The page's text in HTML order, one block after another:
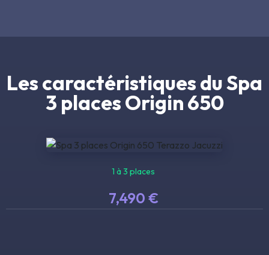
Les caractéristiques du Spa
3 places Origin 650
1 à 3 places
7,490 €